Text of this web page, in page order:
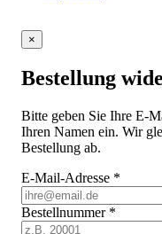
×
Bestellung
Bitte geben Sie Ihre E-
Ihren Namen ein. Wir
Bestellung ab.
E-Mail-Adresse *
Bestellnummer *